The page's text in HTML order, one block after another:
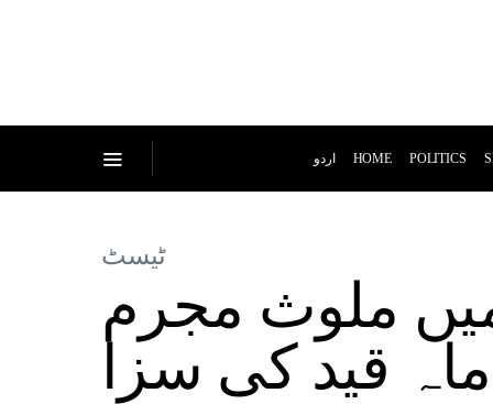
اردو HOME POLITICS
ٹیسٹ
میں ملوث مجرم